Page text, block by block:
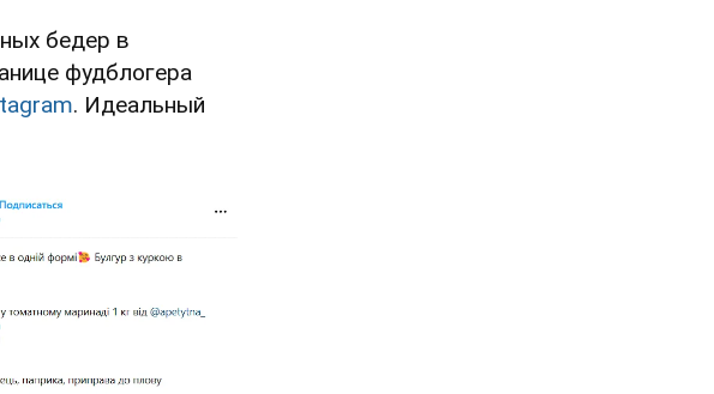
бедер в
фудблогера
. Идеальный